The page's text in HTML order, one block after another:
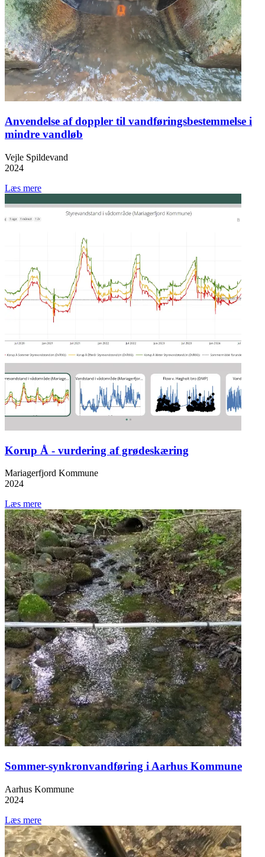
Anvendelse af doppler til vandføringsbestemmelse i
mindre vandløb
Vejle Spildevand
2024
Læs mere
Korup Å - vurdering af grødeskæring
Mariagerfjord Kommune
2024
Læs mere
Sommer-synkronvandføring i Aarhus Kommune
Aarhus Kommune
2024
Læs mere